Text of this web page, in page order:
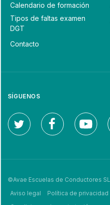
Calendario de formación
Tipos de faltas examen
DGT
Contacto
SÍGUENOS
©Avae Escuelas de Conductores SL
Aviso legal
Política de privacidad